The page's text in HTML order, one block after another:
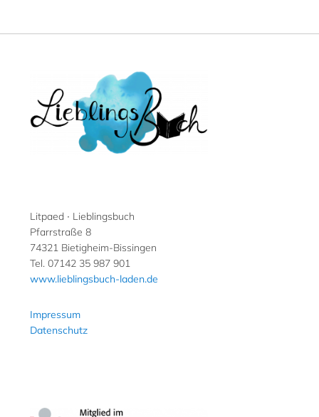
Litpaed ∙ Lieblingsbuch
Pfarrstraße 8
74321 Bietigheim-Bissingen
Tel. 07142 35 987 901
www.lieblingsbuch-laden.de
Impressum
Datenschutz